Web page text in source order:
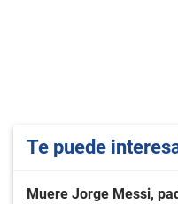
Te puede
Muere Jorge Messi,